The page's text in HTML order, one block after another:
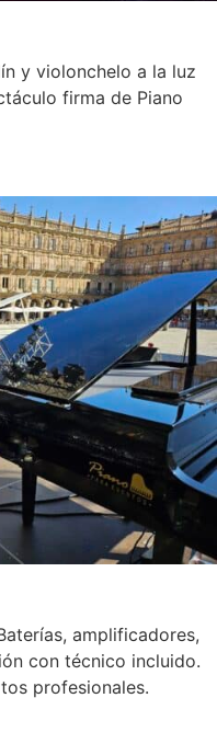
y violonchelo a la luz
firma de Piano
amplificadores,
con técnico incluido.
profesionales.